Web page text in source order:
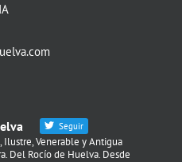
Seguir
Venerable y Antigua
Del Rocío de Huelva. Desde